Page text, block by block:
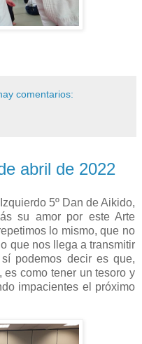
comentarios:
abril de 2022
5º Dan de Aikido,
su amor por este Arte
lo mismo, que no
que nos llega a transmitir
podemos decir es que,
es como tener un tesoro y
impacientes el próximo